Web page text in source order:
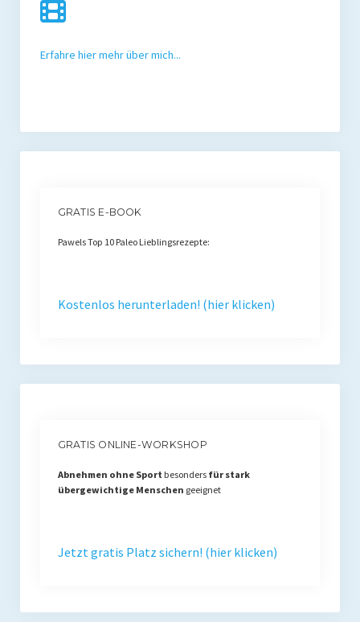
Erfahre hier mehr über mich...
GRATIS E-BOOK
Pawels Top 10 Paleo Lieblingsrezepte:
Kostenlos herunterladen! (hier klicken)
GRATIS ONLINE-WORKSHOP
Abnehmen ohne Sport besonders für stark
übergewichtige Menschen geeignet
Jetzt gratis Platz sichern! (hier klicken)